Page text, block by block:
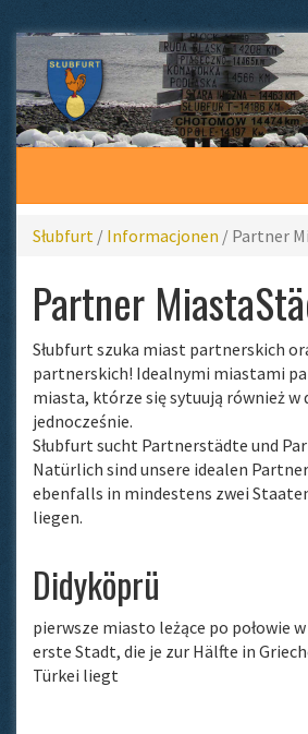
Słubfurt / Informacjonen / Partner
Partner
Słubfurt szuka miast partnerskich
partnerskich! Idealnymi miastami
miasta, którze się sytuują również w
jednocześnie.
Słubfurt sucht Partnerstädte und
Natürlich sind unsere idealen
ebenfalls in mindestens zwei
liegen.
Didyköprü
pierwsze miasto leżące po połowie
erste Stadt, die je zur Hälfte in
Türkei liegt